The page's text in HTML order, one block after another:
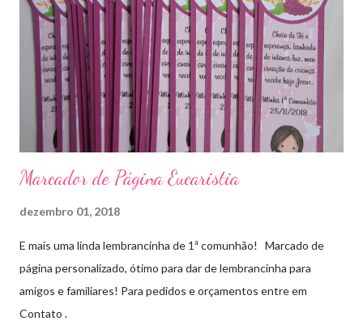
Marcador de Página Eucaristia
dezembro 01, 2018
E mais uma linda lembrancinha de 1ª comunhão! Marcado de
página personalizado, ótimo para dar de lembrancinha para
amigos e familiares! Para pedidos e orçamentos entre em
Contato .